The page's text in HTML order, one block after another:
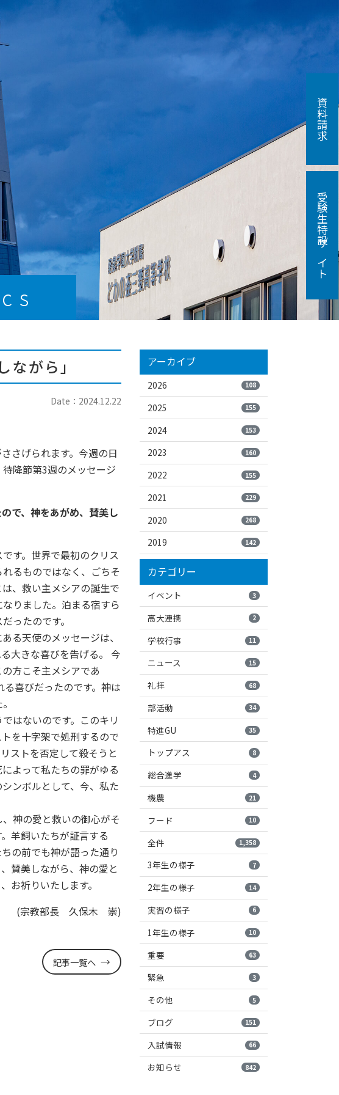
ながら」
Date：2024.12.22
さげられます。今週の日
降節第3週のメッセージ
で、神をあがめ、賛美し
す。世界で最初のクリス
るものではなく、ごちそ
、救い主メシアの誕生で
りました。泊まる宿すら
ったのです。
る天使のメッセージは、
大きな喜びを告げる。 今
方こそ主メシアであ
喜びだったのです。神は
はないのです。このキリ
を十字架で処刑するので
ストを否定して殺そうと
よって私たちの罪がゆる
ンボルとして、今、私た
神の愛と救いの御心がそ
羊飼いたちが証言する
の前でも神が語った通り
賛美しながら、神の愛と
お祈りいたします。
(宗教部長 久保木 崇)
記事一覧へ
アーカイブ
2026 108
2025 155
2024 153
2023 160
2022 155
2021 229
2020 268
2019 142
カテゴリー
イベント 3
高大連携 2
学校行事 11
ニュース 15
礼拝 68
部活動 34
特進GU 35
トップアス 8
総合進学 4
機農 21
フード 10
全件 1,358
3年生の様子 7
2年生の様子 14
実習の様子 6
1年生の様子 10
重要 63
緊急 3
その他 5
ブログ 151
入試情報 66
お知らせ 842
資料請求
受験生特設サイト